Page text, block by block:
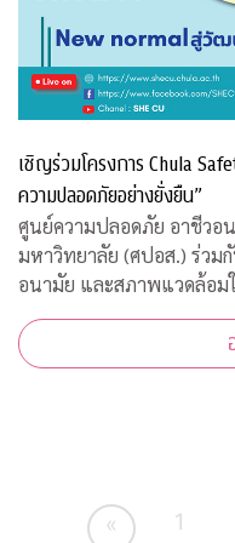
เชิญร่วมโครงการ Chula
ความปลอดภัยอย่างยั่งยืน”
ศูนย์ความปลอดภัย อาชีวอ
มหาวิทยาลัย (ศปอส.) ร่วม
อนามัย และสภาพแวดล้อม
มหาวิทยาลัย และภาคีเครื
New normal สู่วัฒนธรรมค
« 1